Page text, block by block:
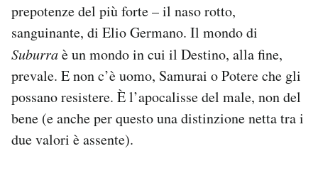
prepotenze del più forte – il naso rotto,
sanguinante, di Elio Germano. Il mondo di
Suburraè un mondo in cui il Destino, alla fine,
prevale. E non c’è uomo, Samurai o Potere che gli
possano resistere. È l’apocalisse del male, non del
bene (e anche per questo una distinzione netta tra i
due valori è assente).